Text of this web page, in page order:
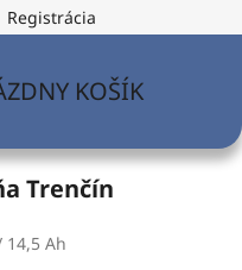
Registrácia
KOŠÍK
Trenčín
14,5 Ah